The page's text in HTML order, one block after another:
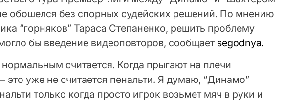
обошелся без спорных судейских решений. По мнению
“горняков” Тараса Степаненко, решить проблему
бы введение видеоповторов, сообщает segodnya.
считается. Когда прыгают на плечи
это уже не считается пенальти. Я думаю, “Динамо”
только когда просто игрок возьмет мяч в руки и